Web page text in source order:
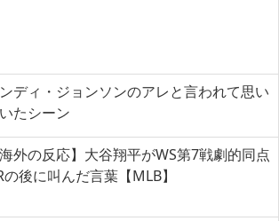
ディ・ジョンソンのアレと言われて思い
たシーン
海外の反応】大谷翔平がWS第7戦劇的同点
の後に叫んだ言葉【MLB】